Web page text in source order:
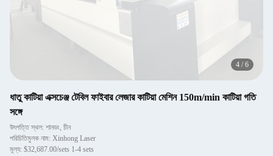
4 /6
ধাতু কাটিয়া এক্সচেঞ্জ টেবিল ফাইবার লেজার কাটিয়া মেশিন 150m/min কাটিয়া গতি
সঙ্গে
উৎপত্তি স্থল: শানডং, চীন
পরিচিতিমুলক নাম: Xinhong Laser
মূল্য: $32,687.00/sets 1-4 sets